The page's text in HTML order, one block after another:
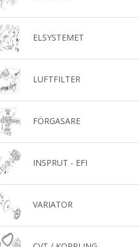
ELSYSTEMET
LUFTFILTER
FÖRGASARE
INSPRUT - EFI
VARIATOR